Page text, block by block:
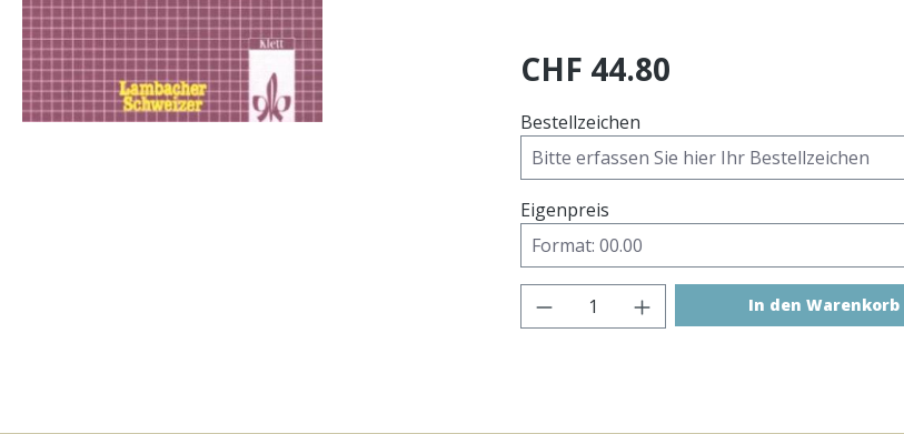
CHF 44.80
Bestellzeichen
Eigenpreis
Produkt Anzahl: Gib den
In den Warenkorb